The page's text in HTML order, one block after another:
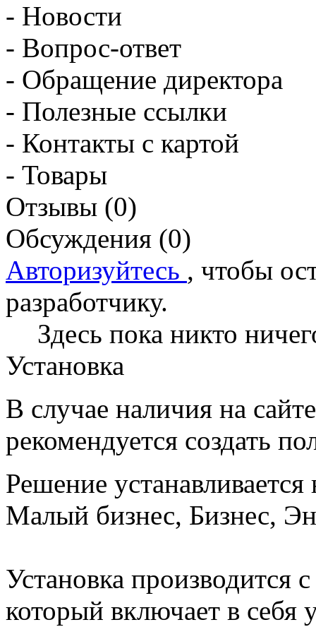
- Новости
- Вопрос-ответ
- Обращение директора
- Полезные ссылки
- Контакты с картой
- Товары
Отзывы (0)
Обсуждения (0)
Авторизуйтесь , чтобы
разработчику.
Здесь пока никто
Установка
В случае наличия на
рекомендуется создать
Решение
Малый бизнес, Бизнес,
Установка производится
который включает в себя